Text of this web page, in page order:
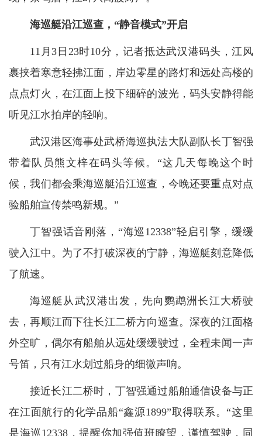
海巡艇沿江巡查，“静音模式”开启
11月3日23时10分，记者抵达武汉港码头，江风
裹挟着寒意轻拂江面，岸边零星的路灯和远处高楼的
点点灯火，在江面上投下细碎的波光，码头安静得能
听见江水拍岸的轻响。
武汉港区海事处武桥海巡执法大队副队长丁智强
带着队员熊文梓在码头等候。“这几天每晚这个时
候，我们都会乘海巡艇沿江巡查，今晚还要重点对点
验船舶宣传禁鸣新规。”
丁智强话音刚落，“海巡12338”轻启引擎，缓缓
驶入江中。为了不打破深夜的宁静，海巡艇刻意降低
了航速。
海巡艇从武汉港出发，先向鹦鹉洲长江大桥驶
去，再顺江而下往长江二桥方向巡查。深夜的江面格
外空旷，偶尔有船舶从远处缓缓驶过，全程未闻一声
号笛，只有江水划过船身的细微声响。
接近长江二桥时，丁智强通过船舶通信设备与正
在江面航行的化学品船“鑫源1899”取得联系。“这里
是海巡12338，提醒你加强值班瞭望，谨慎驾驶，同